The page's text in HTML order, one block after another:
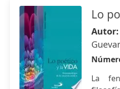
Lo
Autor:
La